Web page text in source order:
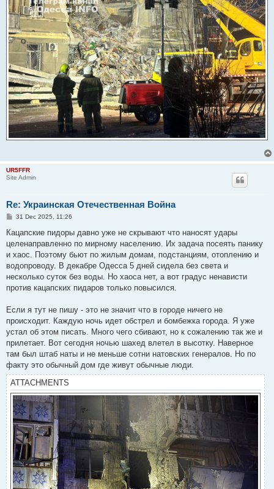
UR5FFR
Site Admin
Re: Украинская Отечественная Война
P
s
31 Dec 2025, 11:26
Кацапские пидоры давно уже не скрывают что наносят удары
целенаправленно по мирному населению. Их задача посеять панику
и хаос. Поэтому бьют по жилым домам, подстанциям, отоплению и
водопроводу. В декабре Одесса 5 дней сидела без света и
несколько суток без воды. Но хаоса нет, а вот градус ненависти
против кацапских пидаров только повысился.
Если я тут не пишу - это не значит что в городе ничего не
происходит. Каждую ночь идет обстрел и бомбежка города. Я уже
устал об этом писать. Много чего сбивают, но к сожалению так же и
прилетает. Вот сегодня ночью шахед влетел в высотку. Наверное
там был штаб наты и не меньше сотни натовских генералов. Но по
факту это обычный дом где живут обычные люди.
ATTACHMENTS